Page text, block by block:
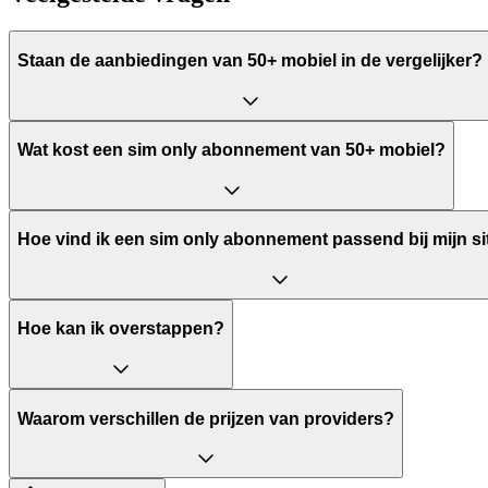
Staan de aanbiedingen van 50+ mobiel in de vergelijker?
Wat kost een sim only abonnement van 50+ mobiel?
Hoe vind ik een sim only abonnement passend bij mijn
Hoe kan ik overstappen?
Waarom verschillen de prijzen van providers?